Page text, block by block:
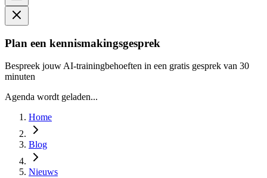
Plan een kennismakingsgesprek
Bespreek jouw AI-trainingbehoeften in een gratis gesprek van 30
minuten
Agenda wordt geladen...
Home
Blog
Nieuws